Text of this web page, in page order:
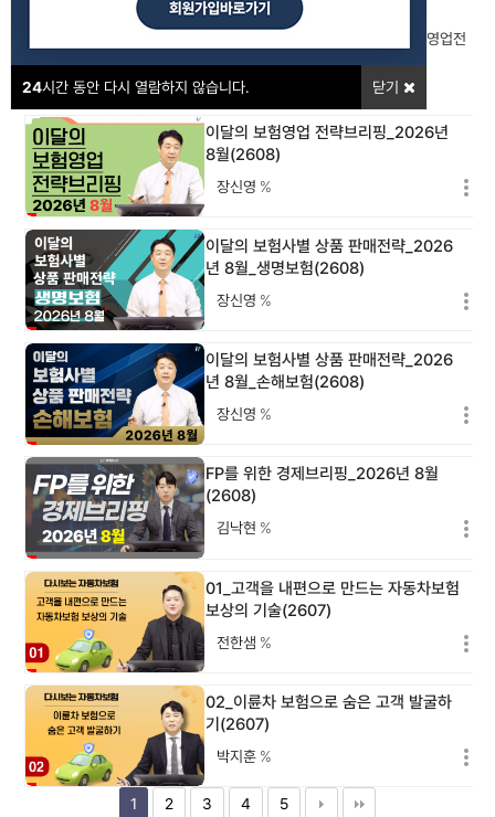
24시간 동안 다시 열람하지 않습니다. 닫기
이달의 보험상품 소식지 집중비교 분석을 통한 나만(우리 조직만)의 영업전
략을 수립합니다.
이달의 보험영업 전략브리핑_2026년
8월(2608)
장신영 %
이달의 보험사별 상품 판매전략_2026
년 8월_생명보험(2608)
장신영 %
이달의 보험사별 상품 판매전략_2026
년 8월_손해보험(2608)
장신영 %
FP를 위한 경제브리핑_2026년 8월
(2608)
김낙현 %
01_고객을 내편으로 만드는 자동차보험
보상의 기술(2607)
전한샘 %
02_이륜차 보험으로 숨은 고객 발굴하
기(2607)
박지훈 %
1 2 3 4 5